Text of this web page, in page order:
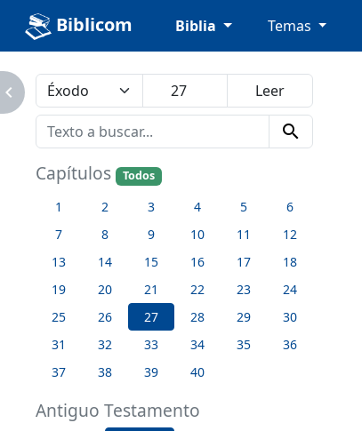
Biblicom Biblia Temas
search
Capítulos Todos
1 2 3 4 5
6
7
8 9 10 11
12
13
14 15 16 17
18
19
20 21 22 23
24
25
26 27 28 29
30
31
32 33 34 35
36
37
38 39 40
Antiguo Testamento